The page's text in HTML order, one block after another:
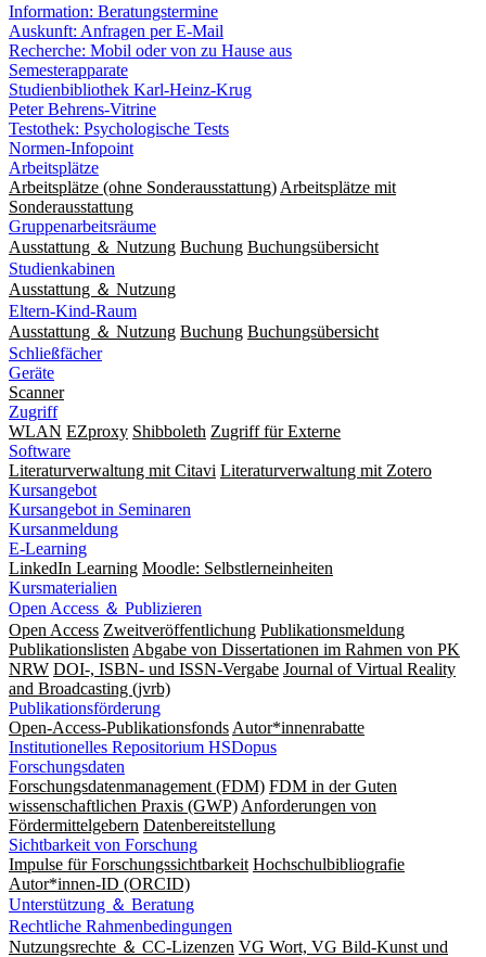
Information: Beratungstermine
Auskunft: Anfragen per E-Mail
Recherche: Mobil oder von zu Hause aus
Semesterapparate
Studienbibliothek Karl-Heinz-Krug
Peter Behrens-Vitrine
Testothek: Psychologische Tests
Normen-Infopoint
Arbeitsplätze
Arbeitsplätze (ohne Sonderausstattung) Arbeitsplätze mit
Sonderausstattung
Gruppenarbeitsräume
Ausstattung ＆ Nutzung Buchung Buchungsübersicht
Studienkabinen
Ausstattung ＆ Nutzung
Eltern-Kind-Raum
Ausstattung ＆ Nutzung Buchung Buchungsübersicht
Schließfächer
Geräte
Scanner
Zugriff
WLAN EZproxy Shibboleth Zugriff für Externe
Software
Literaturverwaltung mit Citavi Literaturverwaltung mit Zotero
Kursangebot
Kursangebot in Seminaren
Kursanmeldung
E-Learning
LinkedIn Learning Moodle: Selbstlerneinheiten
Kursmaterialien
Open Access ＆ Publizieren
Open Access Zweitveröffentlichung Publikationsmeldung
Publikationslisten Abgabe von Dissertationen im Rahmen von PK
NRW DOI-, ISBN- und ISSN-Vergabe Journal of Virtual Reality
and Broadcasting (jvrb)
Publikationsförderung
Open-Access-Publikationsfonds Autor*innenrabatte
Institutionelles Repositorium HSDopus
Forschungsdaten
Forschungsdatenmanagement (FDM) FDM in der Guten
wissenschaftlichen Praxis (GWP) Anforderungen von
Fördermittelgebern Datenbereitstellung
Sichtbarkeit von Forschung
Impulse für Forschungssichtbarkeit Hochschulbibliografie
Autor*innen-ID (ORCID)
Unterstützung ＆ Beratung
Rechtliche Rahmenbedingungen
Nutzungsrechte ＆ CC-Lizenzen VG Wort, VG Bild-Kunst und